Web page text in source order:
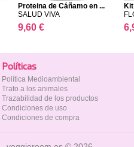
Proteina de Cáñamo en ...
SALUD VIVA
9,60 €
Polí­ticas
Política Medioambiental
Trato a los animales
Trazabilidad de los productos
Condiciones de uso
Condiciones de compra